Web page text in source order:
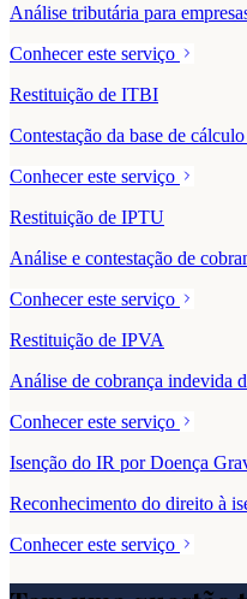
Análise tributária para
Conhecer este serviço
Restituição de ITBI
Contestação da base de
Conhecer este serviço
Restituição de IPTU
Análise e contestação de
Conhecer este serviço
Restituição de IPVA
Análise de cobrança indevida
Conhecer este serviço
Isenção do IR por Doença
Reconhecimento do direito à
Conhecer este serviço